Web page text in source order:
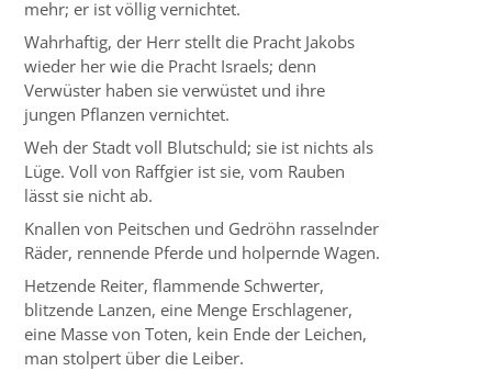
mehr; er ist völlig vernichtet.
Wahrhaftig, der Herr stellt die Pracht Jakobs
wieder her wie die Pracht Israels; denn
Verwüster haben sie verwüstet und ihre
jungen Pflanzen vernichtet.
Weh der Stadt voll Blutschuld; sie ist nichts als
Lüge. Voll von Raffgier ist sie, vom Rauben
lässt sie nicht ab.
Knallen von Peitschen und Gedröhn rasselnder
Räder, rennende Pferde und holpernde Wagen.
Hetzende Reiter, flammende Schwerter,
blitzende Lanzen, eine Menge Erschlagener,
eine Masse von Toten, kein Ende der Leichen,
man stolpert über die Leiber.